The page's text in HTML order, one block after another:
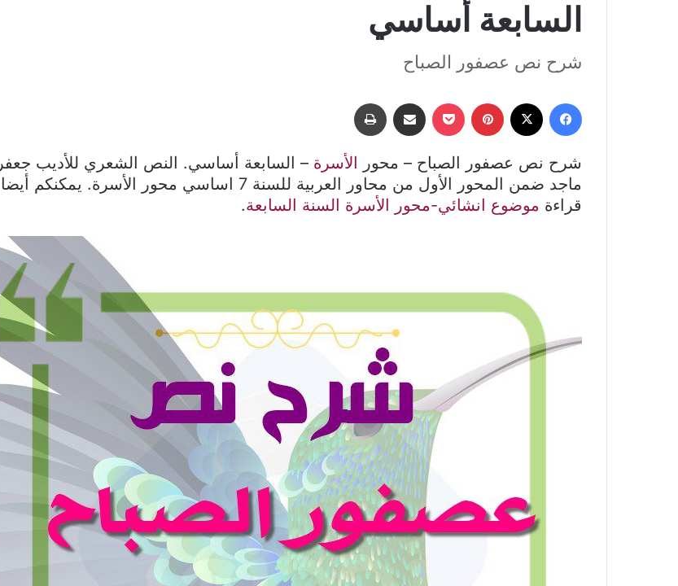
السابعة أساسي
شرح نص عصفور الصباح
فيسبوك بينتيريست ‫Pocket مشاركة عبر البريد
شرح نص عصفور الصباح – محور الأسرة – السابعة أساسي. النص الشعري للأديب جعفر
ماجد ضمن المحور الأول من محاور العربية للسنة 7 اساسي محور الأسرة. يمكنكم أيضا
قراءة موضوع انشائي-محور الأسرة السنة السابعة.